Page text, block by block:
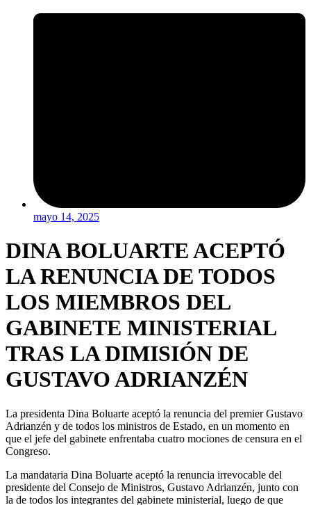
mayo 14, 2025
DINA BOLUARTE ACEPTÓ
LA RENUNCIA DE TODOS
LOS MIEMBROS DEL
GABINETE MINISTERIAL
TRAS LA DIMISIÓN DE
GUSTAVO ADRIANZÉN
La presidenta Dina Boluarte aceptó la renuncia del premier Gustavo
Adrianzén y de todos los ministros de Estado, en un momento en
que el jefe del gabinete enfrentaba cuatro mociones de censura en el
Congreso.
La mandataria Dina Boluarte aceptó la renuncia irrevocable del
presidente del Consejo de Ministros, Gustavo Adrianzén, junto con
la de todos los integrantes del gabinete ministerial, luego de que